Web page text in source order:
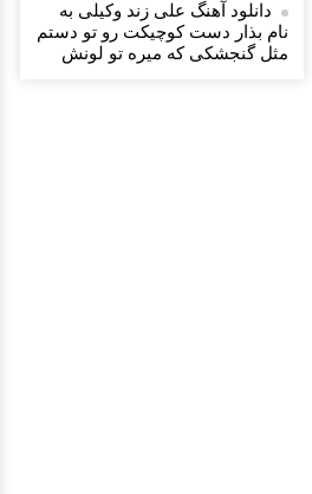
دانلود آهنگ علی زند وکیلی به
نام بذار دست كوچیكت رو تو دستم
مثل گنجشكی كه میره تو لونش